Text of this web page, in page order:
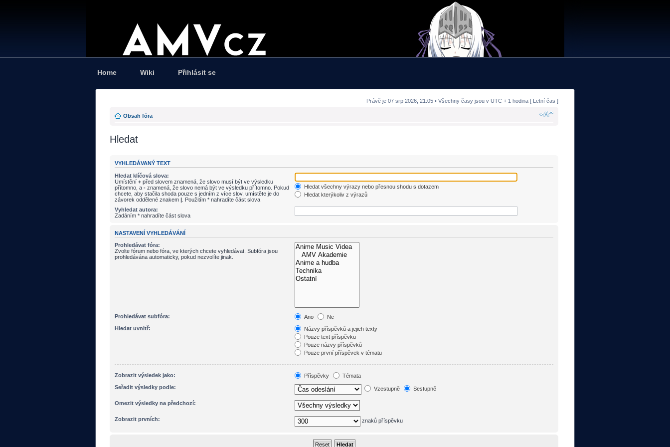
Home Wiki Přihlásit se
Právě je 07 srp 2026, 21:05 • Všechny časy jsou v UTC + 1 hodina [ Letní čas ]
Obsah fóra
Hledat
VYHLEDÁVANÝ TEXT
Hledat klíčová slova:
Umístění + před slovem znamená, že slovo musí být ve výsledku
přítomno, a - znamená, že slovo nemá být ve výsledku přítomno. Pokud
chcete, aby stačila shoda pouze s jedním z více slov, umístěte je do
závorek oddělené znakem | . Použitím * nahradíte část slova
Hledat všechny výrazy nebo přesnou shodu s dotazem
Hledat kterýkoliv z výrazů
Vyhledat autora:
Zadáním * nahradíte část slova
NASTAVENÍ VYHLEDÁVÁNÍ
Prohledávat fóra:
Zvolte fórum nebo fóra, ve kterých chcete vyhledávat. Subfóra jsou
prohledávána automaticky, pokud nezvolíte jinak.
Prohledávat subfóra: Ano
Ne
Hledat uvnitř:
Názvy příspěvků a jejich texty
Pouze text příspěvku
Pouze názvy příspěvků
Pouze první příspěvek v tématu
Zobrazit výsledek jako: Příspěvky
Témata
Seřadit výsledky podle:
Vzestupně Sestupně
Omezit výsledky na předchozí:
Zobrazit prvních: znaků příspěvku